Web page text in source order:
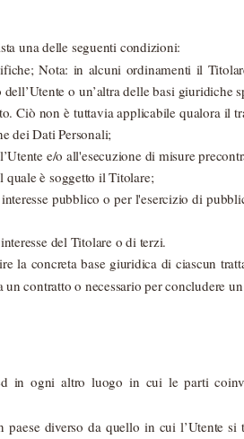
una delle seguenti condizioni:
Nota: in alcuni ordinamenti il
o un’altra delle basi giuridiche
Ciò non è tuttavia applicabile qualora il
dei Dati Personali;
e/o all'esecuzione di misure
quale è soggetto il Titolare;
pubblico o per l'esercizio di
del Titolare o di terzi.
la concreta base giuridica di ciascun
contratto o necessario per concludere
in ogni altro luogo in cui le parti
diverso da quello in cui l’Utente si